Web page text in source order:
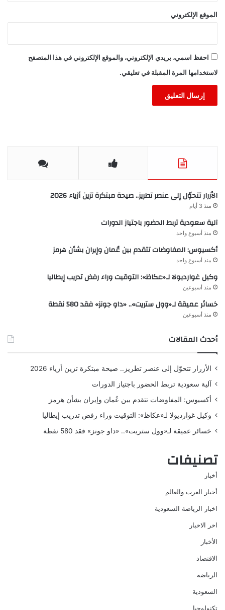
الموقع الإلكتروني
احفظ اسمي، بريدي الإلكتروني، والموقع الإلكتروني في هذا المتصفح
لاستخدامها المرة المقبلة في تعليقي.
الأزرار تتحوّل إلى عنصر تطريز.. صيحة مبتكرة تزين أزياء 2026
منذ 3 أيام
آلية سعودية تربط الحضور باجتياز الدورات
منذ أسبوع واحد
أكسيوس: المفاوضات تتقدم بين عُمان وإيران بشأن هرمز
منذ أسبوع واحد
وكيل غوارديولا لـ«عكاظ»: التوقيت وراء رفض تدريب إيطاليا
منذ أسبوعين
خسائر عميقة لـ«وول ستريت».. «داو جونز» فقد 580 نقطة
منذ أسبوعين
أحدث المقالات
الأزرار تتحوّل إلى عنصر تطريز.. صيحة مبتكرة تزين أزياء 2026
آلية سعودية تربط الحضور باجتياز الدورات
أكسيوس: المفاوضات تتقدم بين عُمان وإيران بشأن هرمز
وكيل غوارديولا لـ«عكاظ»: التوقيت وراء رفض تدريب إيطاليا
خسائر عميقة لـ«وول ستريت».. «داو جونز» فقد 580 نقطة
تصنيفات
أخبار
أخبار العرب والعالم
اخبار الرياضة السعودية
اخر الاخبار
الأخبار
الاقتصاد
الرياضة
السعودية
تكنولوجيا